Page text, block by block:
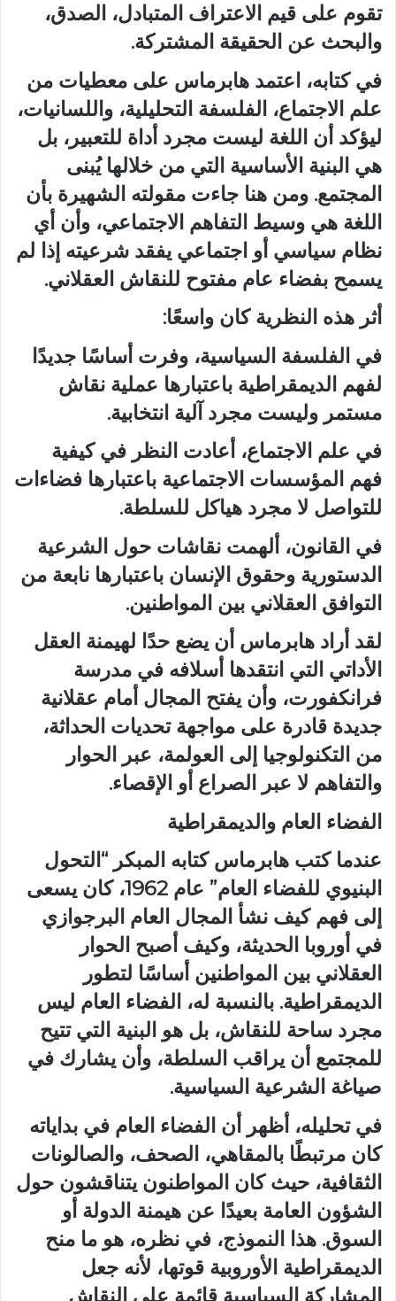
تقوم على قيم الاعتراف المتبادل، الصدق،
والبحث عن الحقيقة المشتركة.
في كتابه، اعتمد هابرماس على معطيات من
علم الاجتماع، الفلسفة التحليلية، واللسانيات،
ليؤكد أن اللغة ليست مجرد أداة للتعبير، بل
هي البنية الأساسية التي من خلالها يُبنى
المجتمع. ومن هنا جاءت مقولته الشهيرة بأن
اللغة هي وسيط التفاهم الاجتماعي، وأن أي
نظام سياسي أو اجتماعي يفقد شرعيته إذا لم
يسمح بفضاء عام مفتوح للنقاش العقلاني.
أثر هذه النظرية كان واسعًا:
في الفلسفة السياسية، وفرت أساسًا جديدًا
لفهم الديمقراطية باعتبارها عملية نقاش
مستمر وليست مجرد آلية انتخابية.
في علم الاجتماع، أعادت النظر في كيفية
فهم المؤسسات الاجتماعية باعتبارها فضاءات
للتواصل لا مجرد هياكل للسلطة.
في القانون، ألهمت نقاشات حول الشرعية
الدستورية وحقوق الإنسان باعتبارها نابعة من
التوافق العقلاني بين المواطنين.
لقد أراد هابرماس أن يضع حدًا لهيمنة العقل
الأداتي التي انتقدها أسلافه في مدرسة
فرانكفورت، وأن يفتح المجال أمام عقلانية
جديدة قادرة على مواجهة تحديات الحداثة،
من التكنولوجيا إلى العولمة، عبر الحوار
والتفاهم لا عبر الصراع أو الإقصاء.
الفضاء العام والديمقراطية
عندما كتب هابرماس كتابه المبكر “التحول
البنيوي للفضاء العام” عام 1962، كان يسعى
إلى فهم كيف نشأ المجال العام البرجوازي
في أوروبا الحديثة، وكيف أصبح الحوار
العقلاني بين المواطنين أساسًا لتطور
الديمقراطية. بالنسبة له، الفضاء العام ليس
مجرد ساحة للنقاش، بل هو البنية التي تتيح
للمجتمع أن يراقب السلطة، وأن يشارك في
صياغة الشرعية السياسية.
في تحليله، أظهر أن الفضاء العام في بداياته
كان مرتبطًا بالمقاهي، الصحف، والصالونات
الثقافية، حيث كان المواطنون يتناقشون حول
الشؤون العامة بعيدًا عن هيمنة الدولة أو
السوق. هذا النموذج، في نظره، هو ما منح
الديمقراطية الأوروبية قوتها، لأنه جعل
المشاركة السياسية قائمة على النقاش